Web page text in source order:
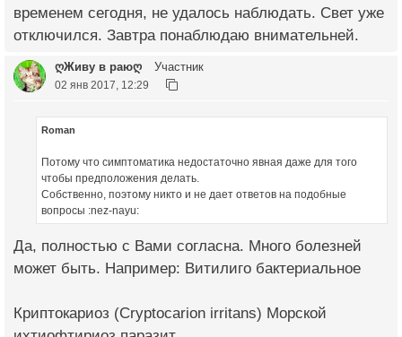
временем сегодня, не удалось наблюдать. Свет уже
отключился. Завтра понаблюдаю внимательней.
ღЖиву в раюღ Участник
02 янв 2017, 12:29
Roman
Потому что симптоматика недостаточно явная даже для того
чтобы предположения делать.
Собственно, поэтому никто и не дает ответов на подобные
вопросы :nez-nayu:
Да, полностью с Вами согласна. Много болезней
может быть. Например: Витилиго бактериальное
Криптокариоз (Cryptocarion irritans) Морской